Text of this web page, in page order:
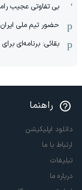
بی تفاوتی عجیب
حضور تیم ملی ایران
بقائی: برنامه‌ای
راهنما
دانلود اپلیکیشن
ارتباط با ما
تبلیغات
درباره ما